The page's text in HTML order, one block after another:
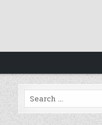
Search
for: